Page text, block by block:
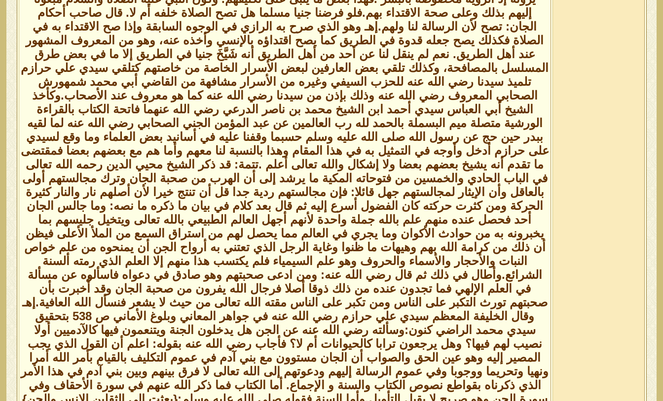
إليهم بذلك وعلى صحة الاقتداء بهم.فلو فرضنا جنيا مسلما هل تصح الصلاة خلفه أم لا. قال صاحب أحكام
الجان: تصح لأن الرسالة لنا ولهم.إهـ وهو الذي صرح به الرازي في الوجوه السابقة وإذا صح الاقتداء به في
الصلاة فكذلك يصح جعله قدوة في الطريق كما يصح اقتداؤه بالإنسي وأخذه عنه، وهو من المعروف المشهور
عند أهل الطريق. نعم لم ينقل لنا عن أحد من أهل الطريق أنه شَيَّخَ جنيا في الطريق إلا ما في بعض طرق
المسلسل بالمصافحة، وكذلك تلقي بعض العارفين لبعض الأسرار الخاصة من خاصتهم كتلقي سيدي علي حرازم
تلميذ سيدنا رضي الله عنه للحزب السيفي وغيره من الأسرار مشافهة من القاضي أبي محمد شمهورش
الصحابي المعروف رضي الله عنه وذلك بإذن من سيدنا رضي الله عنه كما هو معروف عند الأصحاب.وكأخذ
الشيخ أبي العباس سيدي أحمد ابن الشيخ محمد بن ناصر الدرعي رضي الله عنهما فاتحة الكتاب بالقراءة
الورشية متصلة ميم البسملة بالحمد لله رب العالمين عن عبد المؤمن الجني الصحابي رضي الله عنه لما لقيه
ببدر حين حج عن رسول الله صلى الله عليه وسلم حسبما وقفنا عليه في أسانيد بعض العلماء وما وقع لسيدي
على حرازم أدخل وأوجه في التمثيل به في هذا المقام وهذا بالنسبة لنا معهم وأما هم مع بعضهم بعضا فمقتضى
ما تقدم أنه يشيخ بعضهم بعضا ولا إشكال والله تعالى أعلم .تتمة: قد ذكر الشيخ محيي الدين رحمه الله تعالى
في الباب الحادي والخمسين من فتوحاته المكية ما يرشد إلى أن الهرب من صحبة الجان وترك مجالستهم أولى
بالعاقل وأن الإيثار لمجالستهم جهل قائلا: فإن مجالستهم ردية جدا قل أن تنتج خيرا لأن أصلهم نار والنار كثيرة
الحركة ومن كثرت حركته كان الفضول أسرع إليه ثم قال بعد كلام في بيان ما ذكره ما نصه: وما جالس الجان
أحد فحصل عنده منهم علم بالله جملة واحدة لأنهم أجهل العالم الطبيعي بالله تعالى ويتخيل جليسهم بما
يخبرونه به من حوادث الأكوان وما يجري في العالم مما يحصل لهم من استراق السمع من الملأ الأعلى فيظن
أن ذلك من كرامة الله بهم وهيهات ما ظنوا وغاية الرجل الذي تعتني به أرواح الجن أن يمنحوه من علم خواص
النبات والأحجار والأسماء والحروف وهو علم السيمياء فلم يكتسب هذا منهم إلا العلم الذي رمته ألسنة
الشرائع.وأطال في ذلك ثم قال رضي الله عنه: ومن ادعى صحبتهم وهو صادق في دعواه فاسألوه عن مسألة
في العلم الإلهي فما تجدون عنده من ذلك ذوقا أصلا فرجال الله يفرون من صحبة الجان وقد أُخبرت بأن
صحبتهم تورث التكبر على الناس ومن تكبر على الناس مقته الله تعالى من حيث لا يشعر فنسأل الله العافية.إهـ
وقال الخليفة المعظم سيدي علي حرازم رضي الله عنه في جواهر المعاني وبلوغ الأماني ص 538 بتحقيق
سيدي محمد الراضي كنون:وسألته رضي الله عنه عن الجن هل يدخلون الجنة ويتنعمون فيها كالآدميين أولا
نصيب لهم فيها؟ وهل يرجعون ترابا كالحيوانات أم لا؟ فأجاب رضي الله عنه بقوله: اعلم أن القول الذي يجب
المصير إليه وهو عين الحق والصواب أن الجان مستوون مع بني آدم في عموم التكليف بالقيام بأمر الله أمرا
ونهيا وتحريما ووجوبا وفي عموم الرسالة إليهم ودعوتهم إلى الله تعالى لا فرق بينهم وبين بني آدم في هذا الأمر
الذي ذكرناه بقواطع نصوص الكتاب والسنة و الإجماع. أما الكتاب فما ذكر الله عنهم في سورة الأحقاف وفي